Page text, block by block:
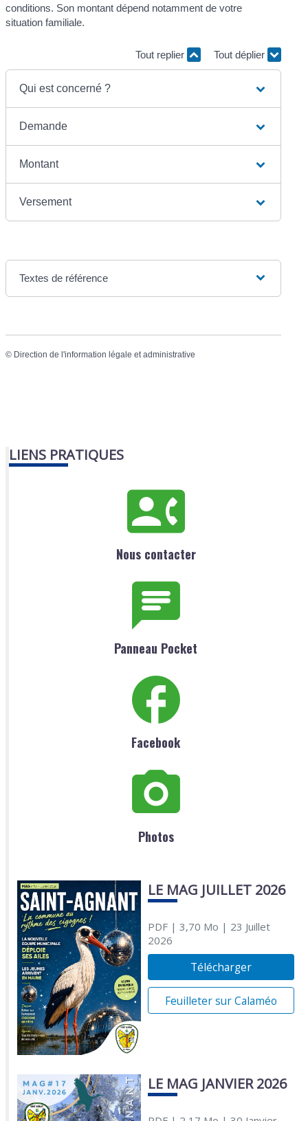
conditions. Son montant dépend notamment de votre
situation familiale.
Tout replier Tout déplier
Qui est concerné ?
Demande
Montant
Versement
Textes de référence
© Direction de l'information légale et administrative
LIENS PRATIQUES
Nous contacter
Panneau Pocket
Facebook
Photos
LE MAG JUILLET 2026
PDF| 3,70 Mo | 23 Juillet
2026
Télécharger
Feuilleter sur Calaméo
LE MAG JANVIER 2026